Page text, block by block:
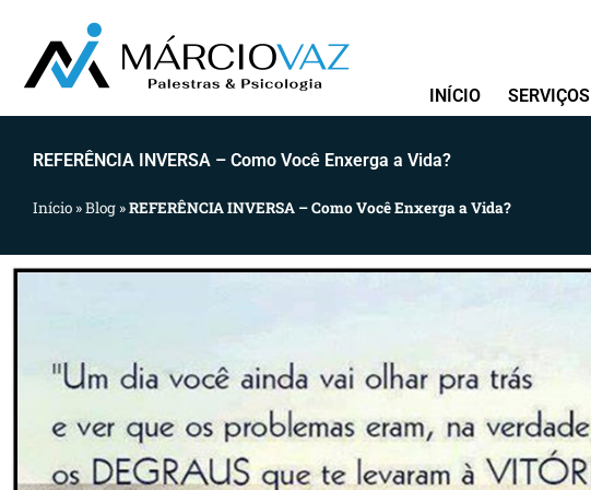
INÍCIO SERVIÇOS
REFERÊNCIA INVERSA – Como Você Enxerga a Vida?
Início »Blog »REFERÊNCIA INVERSA – Como Você Enxerga a Vida?